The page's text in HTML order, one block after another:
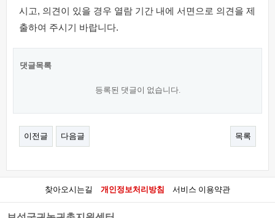
시고, 의견이 있을 경우 열람 기간 내에 서면으로 의견을 제
출하여 주시기 바랍니다.
댓글목록
등록된 댓글이 없습니다.
이전글 다음글 목록
찾아오시는길 개인정보처리방침 서비스 이용약관